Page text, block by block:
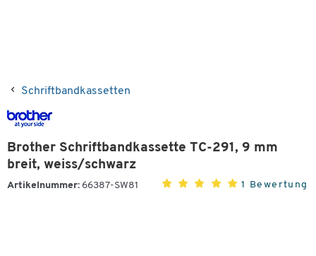
Schriftbandkassetten
Brother Schriftbandkassette TC-291, 9 mm
breit, weiss/schwarz
Artikelnummer: 66387-SW81 1 Bewertung